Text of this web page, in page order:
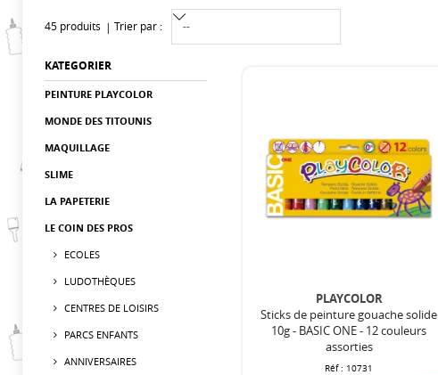
45 produits Trier par :
KATEGORIER
PEINTURE PLAYCOLOR
MONDE DES TITOUNIS
MAQUILLAGE
SLIME
LA PAPETERIE
LE COIN DES PROS
ECOLES
LUDOTHÈQUES
CENTRES DE LOISIRS
PARCS ENFANTS
ANNIVERSAIRES
PLAYCOLOR
Sticks de peinture gouache solide
10g - BASIC ONE - 12 couleurs
assorties
Réf : 10731